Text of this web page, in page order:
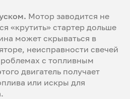
Мотор заводится не
«крутить» стартер дольше
может скрываться в
неисправности свечей
с топливным
двигатель получает
или искры для